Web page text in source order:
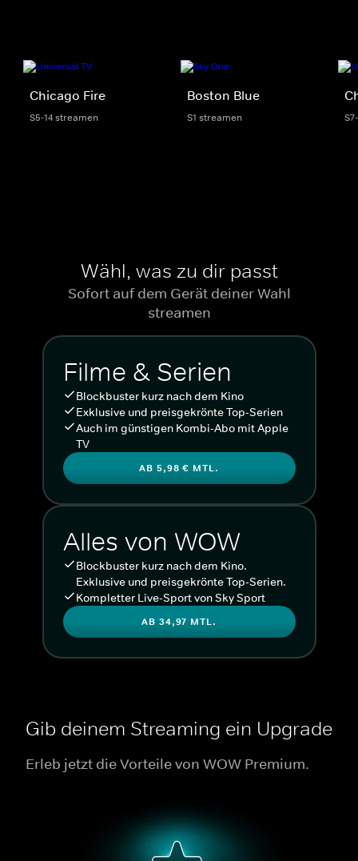
Chicago Fire
S5-14 streamen
Boston Blue
S1 streamen
Wähl, was zu dir passt
Sofort auf dem Gerät deiner Wahl
streamen
Filme & Serien
Blockbuster kurz nach dem Kino
Exklusive und preisgekrönte Top-Serien
Auch im günstigen Kombi-Abo mit Apple
TV
AB 5,98 € MTL.
Alles von WOW
Blockbuster kurz nach dem Kino.
Exklusive und preisgekrönte Top-Serien.
Kompletter Live-Sport von Sky Sport
AB 34,97 MTL.
Gib deinem Streaming ein Upgrade
Erleb jetzt die Vorteile von WOW Premium.